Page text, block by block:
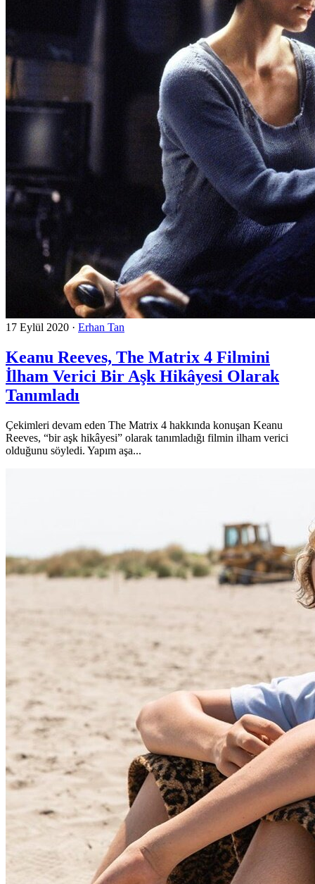
17 Eylül 2020 · Erhan Tan
Keanu Reeves, The Matrix 4 Filmini
İlham Verici Bir Aşk Hikâyesi Olarak
Tanımladı
Çekimleri devam eden The Matrix 4 hakkında konuşan Keanu
Reeves, “bir aşk hikâyesi” olarak tanımladığı filmin ilham verici
olduğunu söyledi. Yapım aşa...